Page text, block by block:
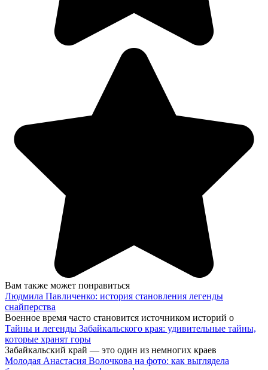
Вам также может понравиться
Людмила Павличенко: история становления легенды
снайперства
Военное время часто становится источником историй о
Тайны и легенды Забайкальского края: удивительные тайны,
которые хранят горы
Забайкальский край — это один из немногих краев
Молодая Анастасия Волочкова на фото: как выглядела